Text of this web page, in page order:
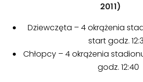
2011)
Dziewczęta – 4 okrążenia
start godz.
Chłopcy – 4 okrążenia
godz. 12:40